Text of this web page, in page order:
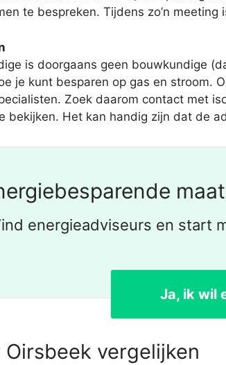
te bespreken. Tijdens zo’n
is doorgaans geen bouwkundige
je kunt besparen op gas en stroom.
Zoek daarom contact met
bekijken. Het kan handig zijn dat de
energieadviseurs en start
Ja, ik wil
vergelijken